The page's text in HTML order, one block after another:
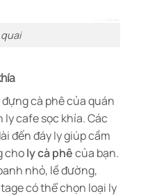
cà phê của quán
cafe sọc khía. Các
đến đáy ly giúp cầm
choly cà phêcủa bạn.
nhỏ, lề đường,
có thể chọn loại ly